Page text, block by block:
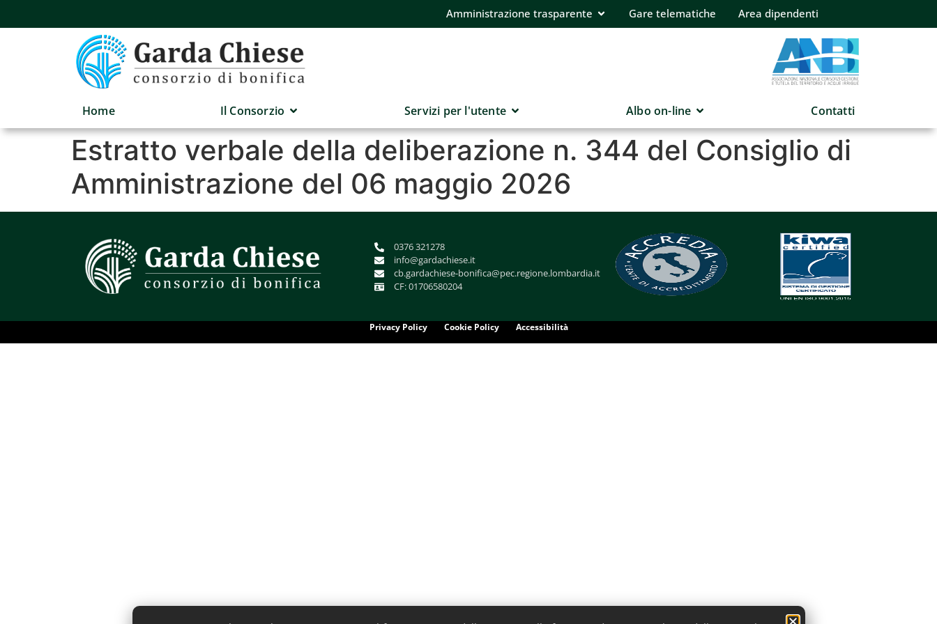
Amministrazione trasparente Gare telematiche Area dipendenti
Home Il Consorzio Servizi per l'utente Albo on-line Contatti
Estratto verbale della deliberazione n. 344 del Consiglio di
Amministrazione del 06 maggio 2026
0376 321278
info@gardachiese.it
cb.gardachiese-bonifica@pec.regione.lombardia.it
CF: 01706580204
Privacy Policy Cookie Policy Accessibilità